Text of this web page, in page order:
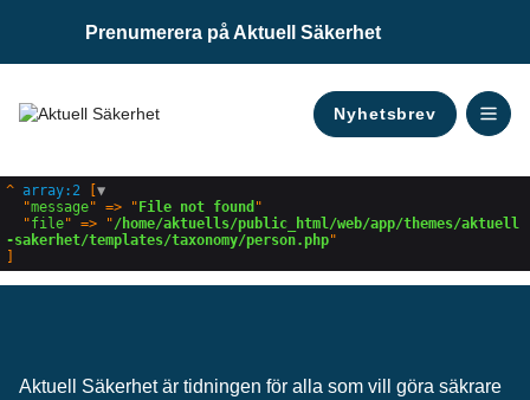
Prenumerera på Aktuell Säkerhet
Nyhetsbrev
Digital Säkerhet Traditionell Säkerhet
^ array:2
▼
  "
message" => " File not found "
  "
file" => "/home/aktuells/public_html/web/app/themes/aktuell
-sakerhet/templates/taxonomy/person.php
Aktuell Säkerhet är tidningen för alla som vill göra säkrare